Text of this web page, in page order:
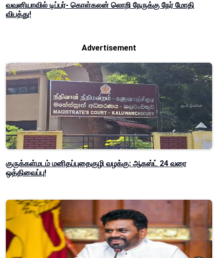
வவுனியாவில் டிப்பர்- கொள்கலன் லொறி நேருக்கு நேர் மோதி
விபத்து!
Advertisement
குருக்கள்மடம் மனிதப்புதைகுழி வழக்கு: ஆகஸ்ட் 24 வரை
ஒத்திவைப்பு!